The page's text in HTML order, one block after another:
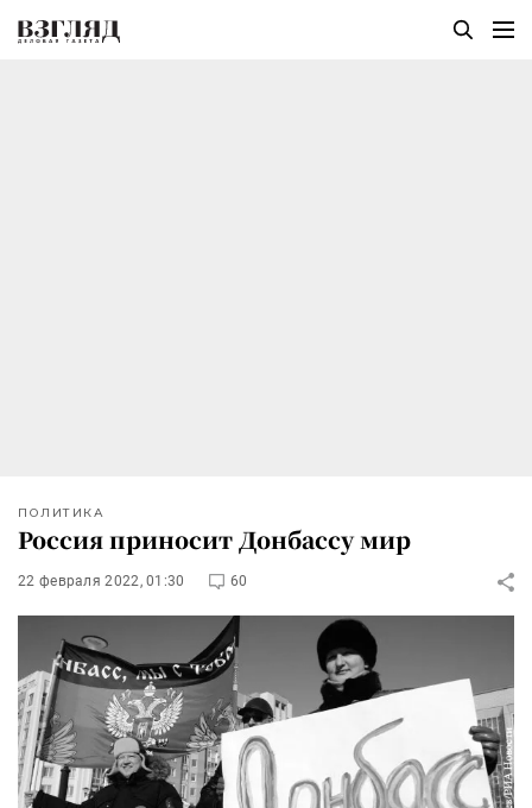
ПОЛИТИКА
Россия приносит Донбассу мир
22 февраля 2022, 01:30 60